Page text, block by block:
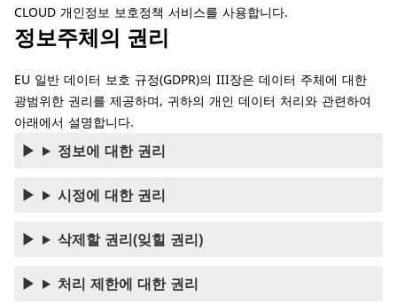
CLOUD 개인정보 보호정책 서비스를 사용합니다.
정보주체의 권리
EU 일반 데이터 보호 규정(GDPR)의 III장은 데이터 주체에 대한
광범위한 권리를 제공하며, 귀하의 개인 데이터 처리와 관련하여
아래에서 설명합니다.
정보에 대한 권리
시정에 대한 권리
삭제할 권리(잊힐 권리)
처리 제한에 대한 권리